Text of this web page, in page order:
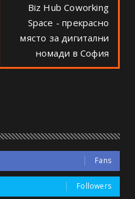
Biz Hub Coworking
Space - прекрасно
място за дигитални
номади в София
Fans
Followers